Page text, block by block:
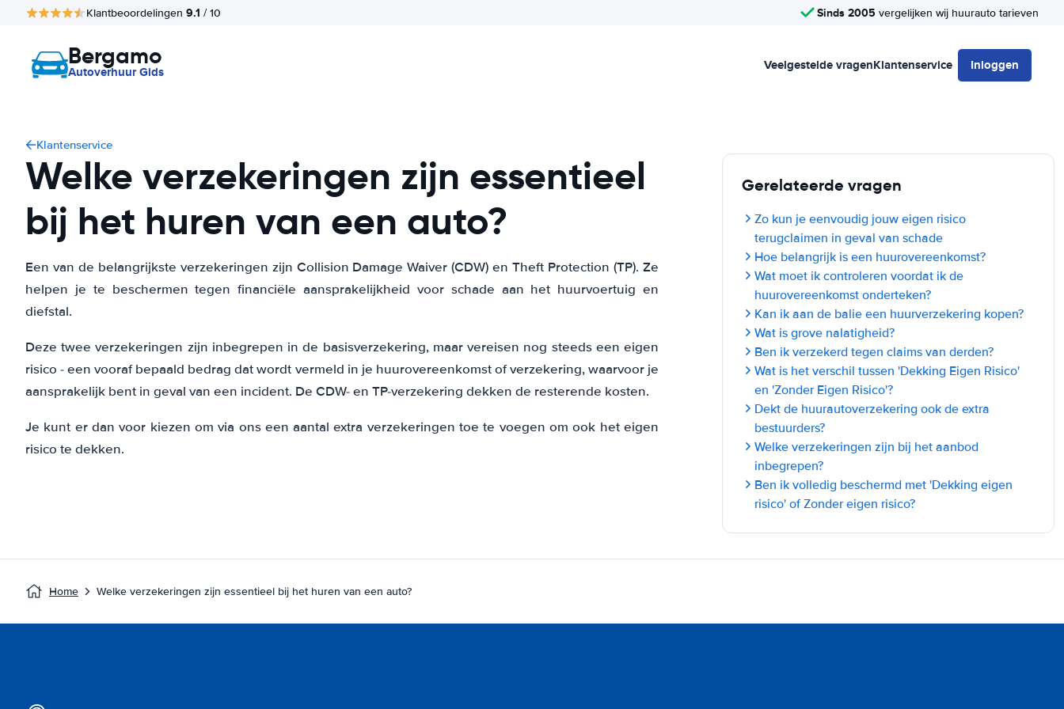
Klantbeoordelingen 9.1 / 10 Sinds 2005 vergelijken wij huurauto tarieven
Bergamo
Autoverhuur Gids Veelgestelde vragenKlantenservice Inloggen
Klantenservice
Welke verzekeringen zijn essentieel
bij het huren van een auto?
Een van de belangrijkste verzekeringen zijn Collision Damage Waiver (CDW) en Theft Protection (TP). Ze
helpen je te beschermen tegen financiële aansprakelijkheid voor schade aan het huurvoertuig en
diefstal.
Deze twee verzekeringen zijn inbegrepen in de basisverzekering, maar vereisen nog steeds een eigen
risico - een vooraf bepaald bedrag dat wordt vermeld in je huurovereenkomst of verzekering, waarvoor je
aansprakelijk bent in geval van een incident. De CDW- en TP-verzekering dekken de resterende kosten.
Je kunt er dan voor kiezen om via ons een aantal extra verzekeringen toe te voegen om ook het eigen
risico te dekken.
Gerelateerde vragen
Zo kun je eenvoudig jouw eigen risico
terugclaimen in geval van schade
Hoe belangrijk is een huurovereenkomst?
Wat moet ik controleren voordat ik de
huurovereenkomst onderteken?
Kan ik aan de balie een huurverzekering kopen?
Wat is grove nalatigheid?
Ben ik verzekerd tegen claims van derden?
Wat is het verschil tussen 'Dekking Eigen Risico'
en 'Zonder Eigen Risico'?
Dekt de huurautoverzekering ook de extra
bestuurders?
Welke verzekeringen zijn bij het aanbod
inbegrepen?
Ben ik volledig beschermd met 'Dekking eigen
risico' of Zonder eigen risico?
Home Welke verzekeringen zijn essentieel bij het huren van een auto?